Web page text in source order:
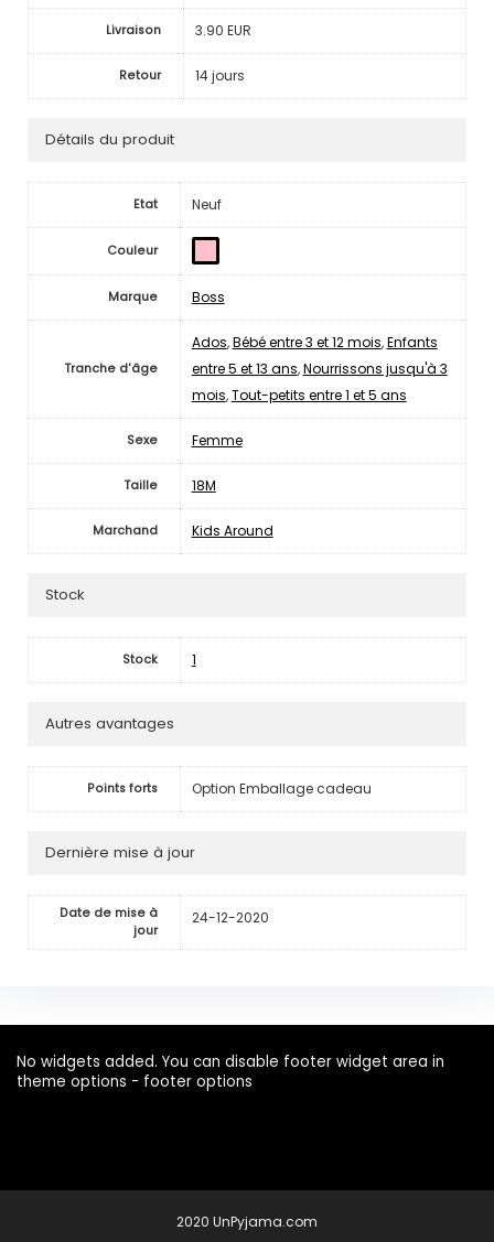
Livraison 3.90 EUR
Retour 14 jours
Détails du produit
Etat Neuf
Couleur
Marque Boss
Tranche d'âge
Ados,Bébé entre 3 et 12 mois,Enfants
entre 5 et 13 ans,Nourrissons jusqu'à 3
mois,Tout-petits entre 1 et 5 ans
Sexe Femme
Taille 18M
Marchand Kids Around
Stock
Stock 1
Autres avantages
Points forts Option Emballage cadeau
Dernière mise à jour
Date de mise à
jour
24-12-2020
No widgets added. You can disable footer widget area in
theme options - footer options
2020 UnPyjama.com